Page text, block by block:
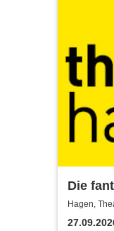
Die
des
Hagen
Hagen,